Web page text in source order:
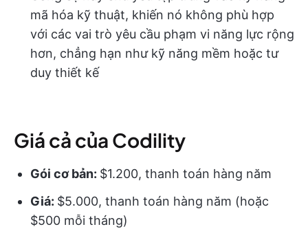
mã hóa kỹ thuật, khiến nó không phù hợp
với các vai trò yêu cầu phạm vi năng lực rộng
hơn, chẳng hạn như kỹ năng mềm hoặc tư
duy thiết kế
Giá cả của Codility
Gói cơ bản: $1.200, thanh toán hàng năm
Giá: $5.000, thanh toán hàng năm (hoặc
$500 mỗi tháng)